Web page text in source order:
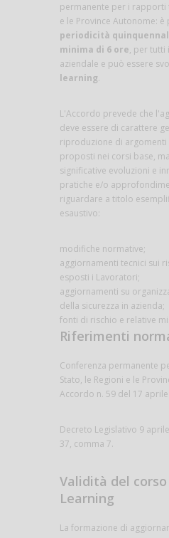
permanente per i rapporti
e le Province Autonome: è
periodicità
minima di 6 ore, per tutti
aziendale e può essere
learning.
L'Accordo prevede che
deve essere di carattere
riproduzione di argomenti
proposti nei corsi base,
significative evoluzioni e
pratiche e/o
riguardare a titolo
esaustivo:
modifiche normative;
aggiornamenti tecnici sui
esposti i Lavoratori;
aggiornamenti su
della sicurezza in azienda;
fonti di rischio e relative
Riferimenti
Conferenza permanente
Stato, le Regioni e le
Accordo n. 59 del 17
Decreto Legislativo 9
37, comma 7.
Validità del
Learning
La formazione di